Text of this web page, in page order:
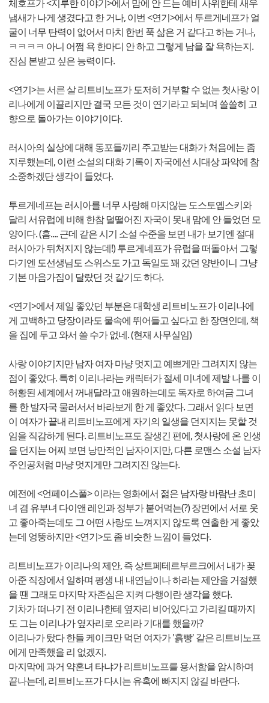
체호프가 <지루한 이야기>에서 맘에 안 드는 예비 사위한테 새우
냄새가 나게 생겼다고 한 거나, 이번 <연기>에서 투르게네프가 얼
굴이 너무 탄력이 없어서 마치 한번 푹 삶은 거 같다고 하는 거나,
ㅋㅋㅋㅋ 아니 어쩜 욕 한마디 안 하고 그렇게 남을 잘 욕하는지.
진심 본받고 싶은 능력이다.
<연기>는 서른 살 리트비노프가 도저히 거부할 수 없는 첫사랑 이
리나에게 이끌리지만 결국 모든 것이 연기라고 되뇌며 쓸쓸히 고
향으로 돌아가는 이야기이다.
러시아의 실상에 대해 동포들끼리 주고받는 대화가 처음에는 좀
지루했는데, 이런 소설의 대화 기록이 자국에선 시대상 파악에 참
소중하겠단 생각이 들었다.
투르게네프는 러시아를 너무 사랑해 마지않는 도스토옙스키와
달리 서유럽에 비해 한참 덜떨어진 자국이 못내 맘에 안 들었던 모
양이다. (흠.... 근데 같은 시기 소설 수준을 보면 내가 보기엔 절대
러시아가 뒤처지지 않는데!) 투르게네프가 유럽을 떠돌아서 그렇
다기엔 도선생님도 스위스도 가고 독일도 꽤 갔던 양반이니 그냥
기본 마음가짐이 달랐던 것 같기도 하다.
<연기>에서 제일 좋았던 부분은 대학생 리트비노프가 이리나에
게 고백하고 당장이라도 물속에 뛰어들고 싶다고 한 장면인데, 책
을 집에 두고 와서 쓸 수가 없네. (현재 사무실임)
사랑 이야기지만 남자 여자 마냥 멋지고 예쁘게만 그려지지 않는
점이 좋았다. 특히 이리나라는 캐릭터가 절세 미녀에 제발 나를 이
허황된 세계에서 꺼내달라고 애원하는데도 독자로 하여금 그녀
를 한 발자국 물러서서 바라보게 한 게 좋았다. 그래서 읽다 보면
이 여자가 끝내 리트비노프에게 자기의 일생을 던지지는 못할 것
임을 직감하게 된다. 리트비노프도 잘생긴 편에, 첫사랑에 온 인생
을 던지는 어찌 보면 낭만적인 남자이지만, 다른 로맨스 소설 남자
주인공처럼 마냥 멋지게만 그려지진 않는다.
예전에 <언페이스풀> 이라는 영화에서 젊은 남자랑 바람난 초미
녀 겸 유부녀 다이앤 레인과 정부가 붙어먹는(?) 장면에서 서로 웃
고 좋아죽는데도 그 어떤 사랑도 느껴지지 않도록 연출한 게 좋았
는데 엉뚱하지만 <연기>도 좀 비슷한 느낌이 들었다.
리트비노프가 이리나의 제안, 즉 상트페테르부르크에서 내가 꽂
아준 직장에서 일하며 평생 내 내연남이나 하라는 제안을 거절했
을 땐 그래도 마지막 자존심은 지켜 다행이란 생각을 했다.
기차가 떠나기 전 이리나한테 옆자리 비어있다고 가리킬 때까지
도 그는 이리나가 옆자리로 오리라 기대를 했을까?
이리나가 탔다 한들 케이크만 먹던 여자가 '흙빵' 같은 리트비노프
에게 만족했을 리 없겠지.
마지막에 과거 약혼녀 타냐가 리트비노프를 용서함을 암시하며
끝나는데, 리트비노프가 다시는 유혹에 빠지지 않길 바란다.